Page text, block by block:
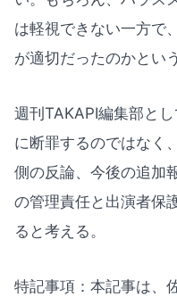
は軽視できない一方で
が適切だったのかとい
週刊TAKAPI編集部と
に断罪するのではなく
側の反論、今後の追加
の管理責任と出演者保
ると考える。
特記事項：本記事は、